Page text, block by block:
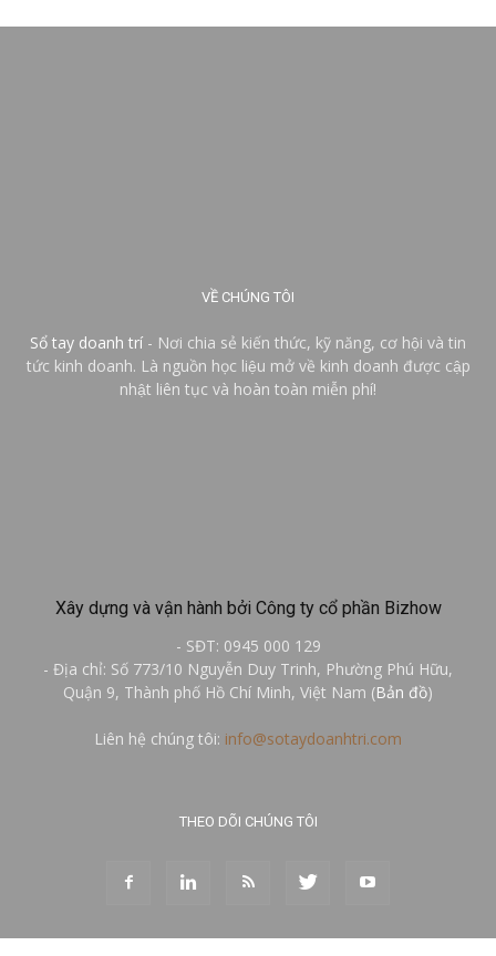
VỀ CHÚNG TÔI
Sổ tay doanh trí - Nơi chia sẻ kiến thức, kỹ năng, cơ hội và tin
tức kinh doanh. Là nguồn học liệu mở về kinh doanh được cập
nhật liên tục và hoàn toàn miễn phí!
Xây dựng và vận hành bởi Công ty cổ phần Bizhow
- SĐT: 0945 000 129
- Địa chỉ: Số 773/10 Nguyễn Duy Trinh, Phường Phú Hữu,
Quận 9, Thành phố Hồ Chí Minh, Việt Nam (Bản đồ)
Liên hệ chúng tôi: info@sotaydoanhtri.com
THEO DÕI CHÚNG TÔI